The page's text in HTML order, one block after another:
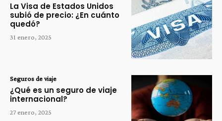
La Visa de Estados Unidos
subió de precio: ¿En cuánto
quedó?
31 enero, 2025
Seguros de viaje
¿Qué es un seguro de viaje
internacional?
27 enero, 2025